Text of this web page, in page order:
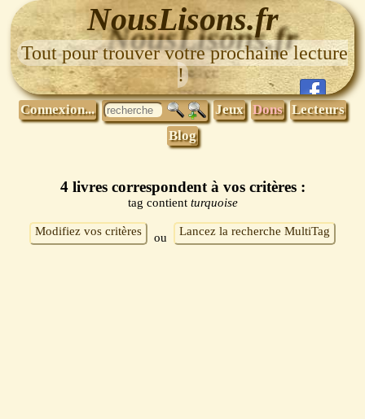
NousLisons.fr
Tout pour trouver votre prochaine lecture
!
Connexion... Jeux Dons Lecteurs
Blog
4 livres correspondent à vos critères :
tag contient turquoise
Modifiez vos critères ou Lancez la recherche MultiTag